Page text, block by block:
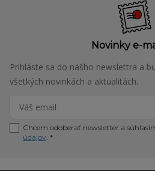
Novinky e-
Prihláste sa do nášho newslettra a
všetkých novinkách a aktualitách.
Chcem odoberať newsletter a
údajov. *